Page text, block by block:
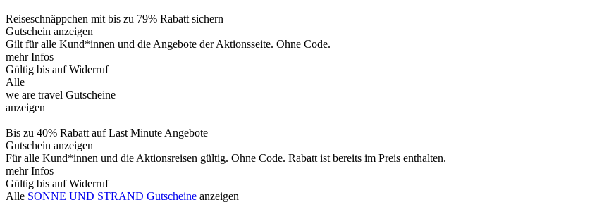
Reiseschnäppchen mit bis zu 79% Rabatt sichern
Gutschein anzeigen
Gilt für alle Kund*innen und die Angebote der Aktionsseite. Ohne Code.
mehr Infos
Gültig bis auf Widerruf
Alle
we are travel Gutscheine
anzeigen
Bis zu 40% Rabatt auf Last Minute Angebote
Gutschein anzeigen
Für alle Kund*innen und die Aktionsreisen gültig. Ohne Code. Rabatt ist bereits im Preis enthalten.
mehr Infos
Gültig bis auf Widerruf
Alle SONNE UND STRAND Gutscheine anzeigen